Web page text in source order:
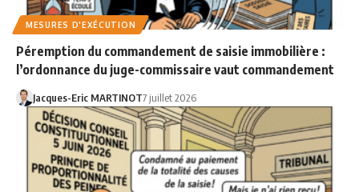
MESURES D'EXÉCUTION
Péremption du commandement de saisie immobilière :
l’ordonnance du juge-commissaire vaut commandement
Jacques-Eric MARTINOT7 juillet 2026